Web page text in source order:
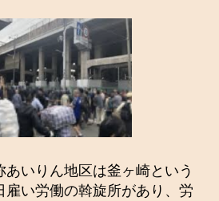
いりん地区は釜ヶ崎という
雇い労働の斡旋所があり、労